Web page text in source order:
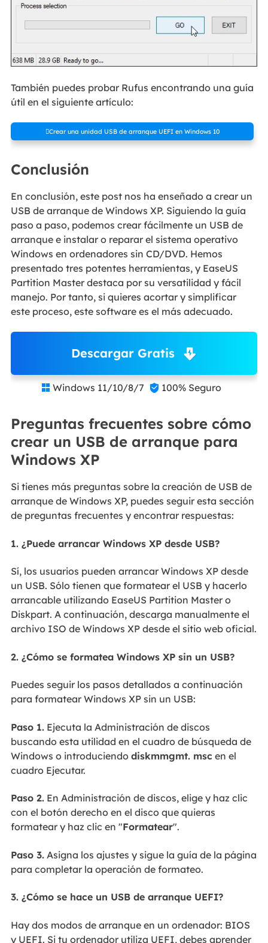
También puedes probar Rufus encontrando una guía
útil en el siguiente artículo:
Crear una unidad USB de arranque UEFI en Windows 10
Conclusión
En conclusión, este post nos ha enseñado a crear un
USB de arranque de Windows XP. Siguiendo la guía
paso a paso, podemos crear fácilmente un USB de
arranque e instalar o reparar el sistema operativo
Windows en ordenadores sin CD/DVD. Hemos
presentado tres potentes herramientas, y EaseUS
Partition Master destaca por su versatilidad y fácil
manejo. Por tanto, si quieres acortar y simplificar
este proceso, este software es el más adecuado.
Descargar Gratis
 Windows 11/10/8/7  100% Seguro
Preguntas frecuentes sobre cómo
crear un USB de arranque para
Windows XP
Si tienes más preguntas sobre la creación de USB de
arranque de Windows XP, puedes seguir esta sección
de preguntas frecuentes y encontrar respuestas:
1. ¿Puede arrancar Windows XP desde USB?
Sí, los usuarios pueden arrancar Windows XP desde
un USB. Sólo tienen que formatear el USB y hacerlo
arrancable utilizando EaseUS Partition Master o
Diskpart. A continuación, descarga manualmente el
archivo ISO de Windows XP desde el sitio web oficial.
2. ¿Cómo se formatea Windows XP sin un USB?
Puedes seguir los pasos detallados a continuación
para formatear Windows XP sin un USB:
Paso 1.Ejecuta la Administración de discos
buscando esta utilidad en el cuadro de búsqueda de
Windows o introduciendo diskmmgmt. mscen el
cuadro Ejecutar.
Paso 2.En Administración de discos, elige y haz clic
con el botón derecho en el disco que quieras
formatear y haz clic en "Formatear".
Paso 3.Asigna los ajustes y sigue la guía de la página
para completar la operación de formateo.
3. ¿Cómo se hace un USB de arranque UEFI?
Hay dos modos de arranque en un ordenador: BIOS
y UEFI. Si tu ordenador utiliza UEFI, debes aprender